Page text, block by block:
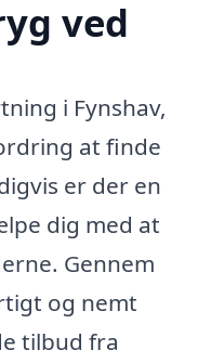
ved
i Fynshav,
at finde
er der en
dig med at
Gennem
og nemt
tilbud fra